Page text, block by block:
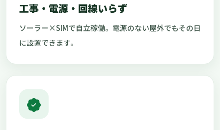
工事・電源・回線いらず
ソーラー×SIMで自立稼働。電源のない屋外でもその日
に設置できます。